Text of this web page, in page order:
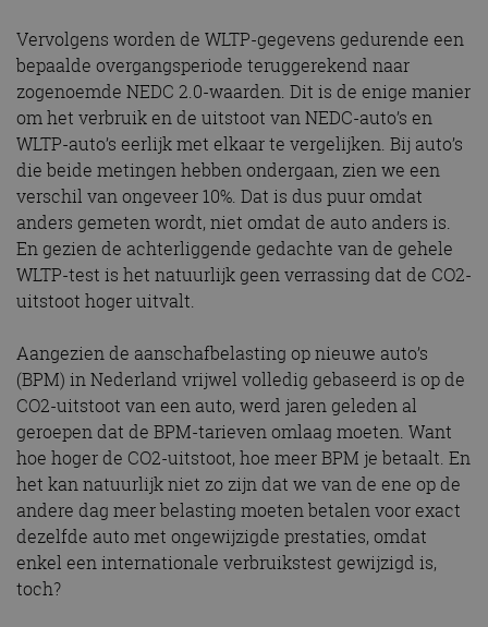
Vervolgens worden de WLTP-gegevens gedurende een
bepaalde overgangsperiode teruggerekend naar
zogenoemde NEDC 2.0-waarden. Dit is de enige manier
om het verbruik en de uitstoot van NEDC-auto’s en
WLTP-auto’s eerlijk met elkaar te vergelijken. Bij auto’s
die beide metingen hebben ondergaan, zien we een
verschil van ongeveer 10%. Dat is dus puur omdat
anders gemeten wordt, niet omdat de auto anders is.
En gezien de achterliggende gedachte van de gehele
WLTP-test is het natuurlijk geen verrassing dat de CO2-
uitstoot hoger uitvalt.
Aangezien de aanschafbelasting op nieuwe auto’s
(BPM) in Nederland vrijwel volledig gebaseerd is op de
CO2-uitstoot van een auto, werd jaren geleden al
geroepen dat de BPM-tarieven omlaag moeten. Want
hoe hoger de CO2-uitstoot, hoe meer BPM je betaalt. En
het kan natuurlijk niet zo zijn dat we van de ene op de
andere dag meer belasting moeten betalen voor exact
dezelfde auto met ongewijzigde prestaties, omdat
enkel een internationale verbruikstest gewijzigd is,
toch?